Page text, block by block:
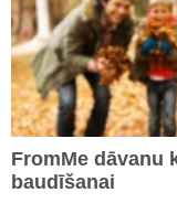
FromMe dāvanu
baudīšanai